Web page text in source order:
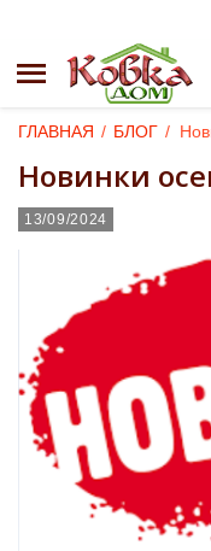
ГЛАВНАЯ / БЛОГ /
Новинки
13/09/2024